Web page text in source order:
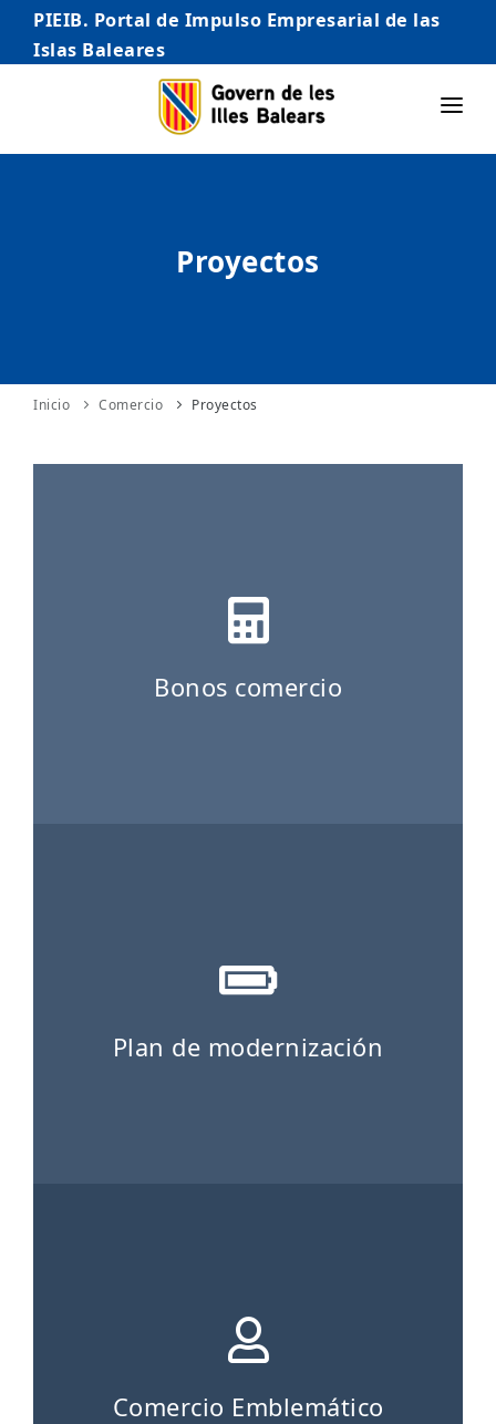
PIEIB. Portal de Impulso Empresarial de las
Islas Baleares
INICIO
AUTÓNOMO/AUTÓNOMA
INTERNACIONALIZACIÓN
Proyectos
Inicio Comercio Proyectos
Bonos comercio
Plan de modernización
Comercio Emblemático